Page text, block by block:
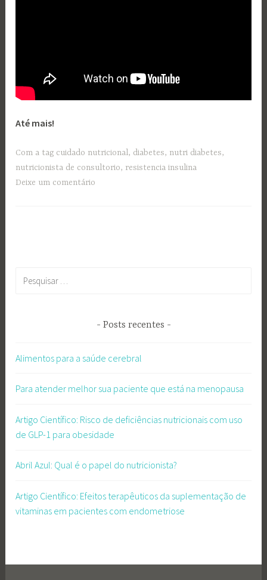
Até mais!
Com a tag cuidado nutricional, diabetes, nutri diabetes,
nutricionista de consultorio, resistencia insulina
Deixe um comentário
Posts recentes
Alimentos para a saúde cerebral
Para atender melhor sua paciente que está na menopausa
Artigo Científico: Risco de deficiências nutricionais com uso
de GLP-1 para obesidade
Abril Azul: Qual é o papel do nutricionista?
Artigo Científico: Efeitos terapêuticos da suplementação de
vitaminas em pacientes com endometriose